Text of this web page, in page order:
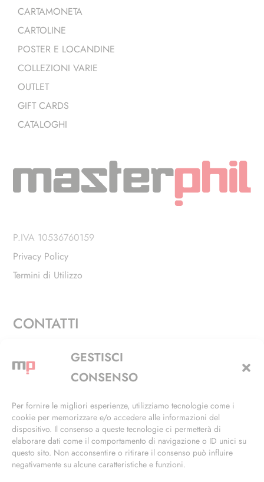
GESTISCI
CONSENSO
Per fornire le migliori esperienze, utilizziamo tecnologie come i
cookie per memorizzare e/o accedere alle informazioni del
dispositivo. Il consenso a queste tecnologie ci permetterà di
elaborare dati come il comportamento di navigazione o ID unici su
questo sito. Non acconsentire o ritirare il consenso può influire
negativamente su alcune caratteristiche e funzioni.
CARTAMONETA
CARTOLINE
POSTER E LOCANDINE
COLLEZIONI VARIE
OUTLET
GIFT CARDS
CATALOGHI
P.IVA 10536760159
Privacy Policy
Termini di Utilizzo
CONTATTI
Via Alfieri, 27 - Trezzano Sul Naviglio (MI)
+39 02 4846 3155
info@masterphil.it